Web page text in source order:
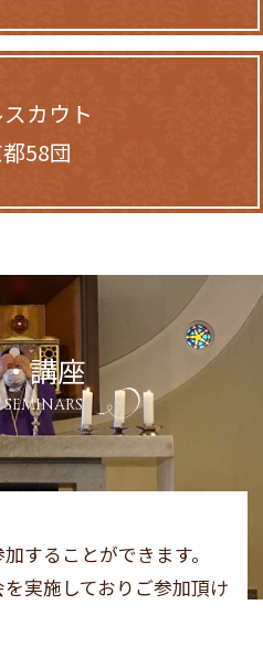
カウト
58団
講座
することができます。
実施しておりご参加頂け